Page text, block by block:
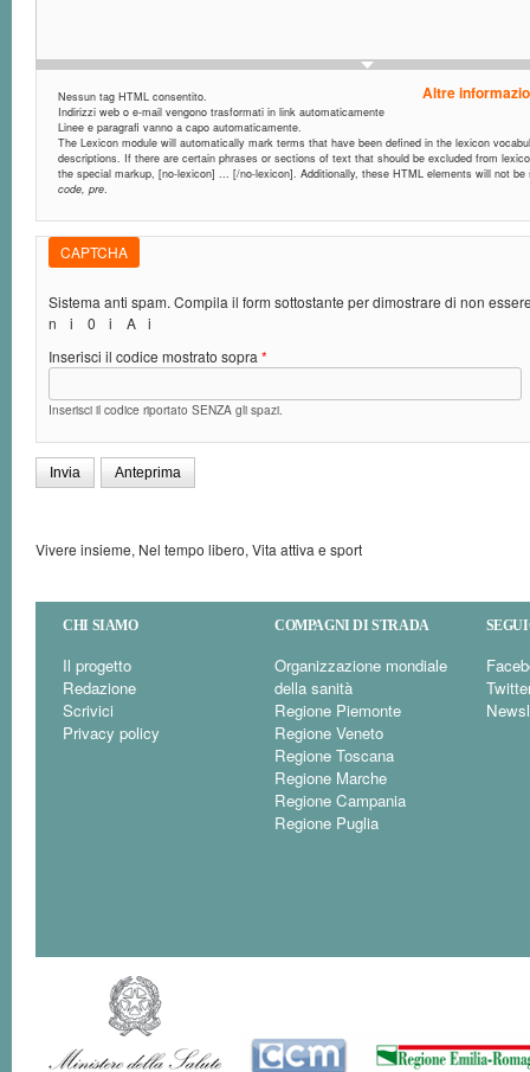
Altre
Nessun tag HTML consentito.
Indirizzi web o e-mail vengono trasformati in link automaticamente
Linee e paragrafi vanno a capo automaticamente.
The Lexicon module will automatically mark terms that have been defined in the lexicon
descriptions. If there are certain phrases or sections of text that should be excluded from
the special markup, [no-lexicon] ... [/no-lexicon]. Additionally, these HTML elements will not
code, pre.
CAPTCHA
Sistema anti spam. Compila il form sottostante per dimostrare di non
i
n i
0 i
A
Inserisci il codice mostrato sopra *
Inserisci il codice riportato SENZA gli spazi.
Vivere insieme, Nel tempo libero, Vita attiva e sport
CHI SIAMO
Il progetto
Redazione
Scrivici
Privacy policy
COMPAGNI DI STRADA
Organizzazione mondiale
della sanità
Regione Piemonte
Regione Veneto
Regione Toscana
Regione Marche
Regione Campania
Regione Puglia